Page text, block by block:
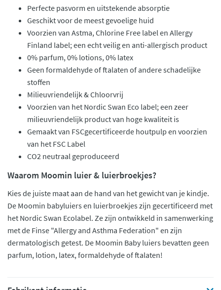
Perfecte pasvorm en uitstekende absorptie
Geschikt voor de meest gevoelige huid
Voorzien van Astma, Chlorine Free label en Allergy
Finland label; een echt veilig en anti-allergisch product
0% parfum, 0% lotions, 0% latex
Geen formaldehyde of ftalaten of andere schadelijke
stoffen
Milieuvriendelijk & Chloorvrij
Voorzien van het Nordic Swan Eco label; een zeer
milieuvriendelijk product van hoge kwaliteit is
Gemaakt van FSCgecertificeerde houtpulp en voorzien
van het FSC Label
CO2 neutraal geproduceerd
Waarom Moomin luier & luierbroekjes?
Kies de juiste maat aan de hand van het gewicht van je kindje.
De Moomin babyluiers en luierbroekjes zijn gecertificeerd met
het Nordic Swan Ecolabel. Ze zijn ontwikkeld in samenwerking
met de Finse "Allergy and Asthma Federation" en zijn
dermatologisch getest. De Moomin Baby luiers bevatten geen
parfum, lotion, latex, formaldehyde of ftalaten!